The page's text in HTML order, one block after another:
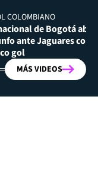
COLOMBIANO
de Bogotá
ante Jaguares con
gol
MÁS VIDEOS